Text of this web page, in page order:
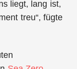
liegt, lang ist,
treu“, fügte